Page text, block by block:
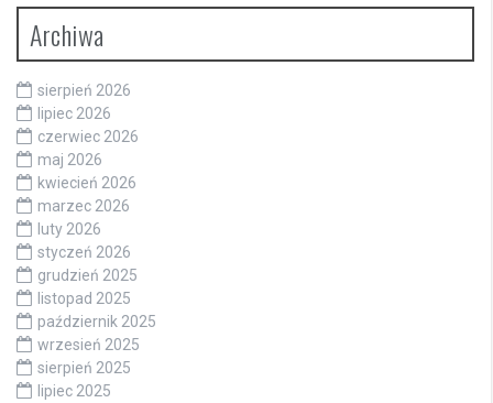
Archiwa
sierpień 2026
lipiec 2026
czerwiec 2026
maj 2026
kwiecień 2026
marzec 2026
luty 2026
styczeń 2026
grudzień 2025
listopad 2025
październik 2025
wrzesień 2025
sierpień 2025
lipiec 2025